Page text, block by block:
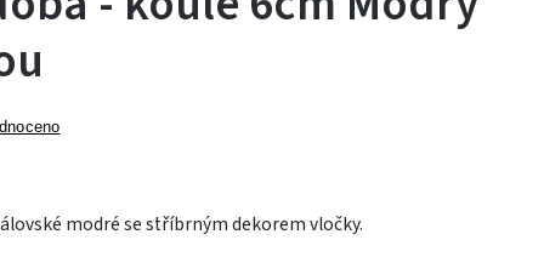
modré se stříbrným dekorem vločky.